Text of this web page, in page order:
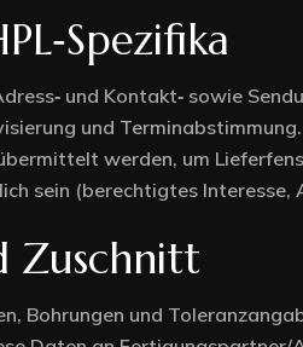
und Kontakt‑ sowie
und
werden, um
sein (berechtigtes Interesse,
Zuschnitt
Bohrungen und